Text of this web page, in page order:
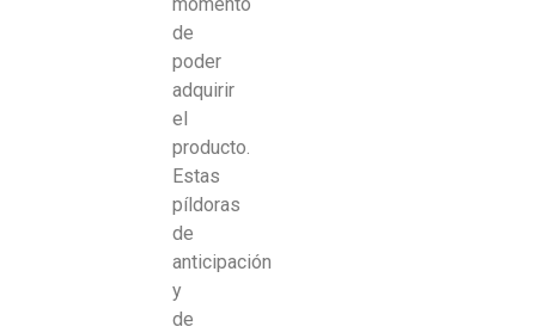
de
poder
adquirir
el
producto.
Estas
píldoras
de
anticipación
y
de